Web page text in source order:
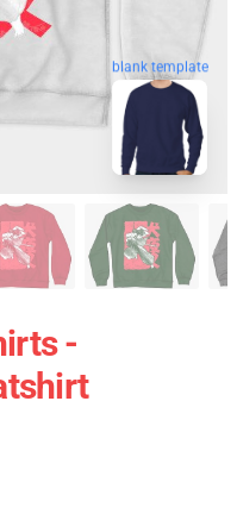
blank template
-